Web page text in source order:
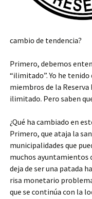
cambio de tendencia?
Primero, debemos
“ilimitado”. Yo he
miembros de la Reserva
ilimitado. Pero saben
¿Qué ha cambiado en
Primero, que ataja la
municipalidades que
muchos ayuntamientos
deja de ser una patada
risa monetario
que se continúa con la